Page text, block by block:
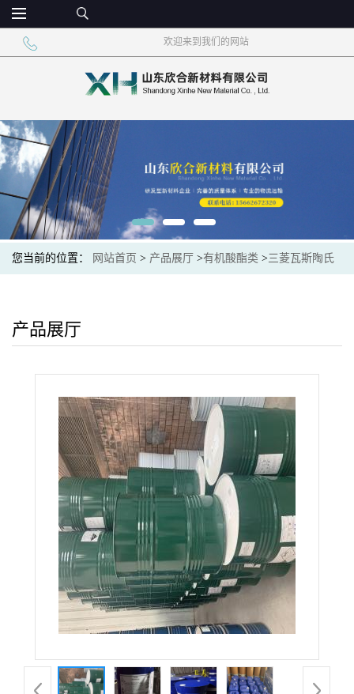
欢迎来到我们的网站
您当前的位置： 网站首页 > 产品展厅 >有机酸酯类 >三菱瓦斯陶氏
产品展厅